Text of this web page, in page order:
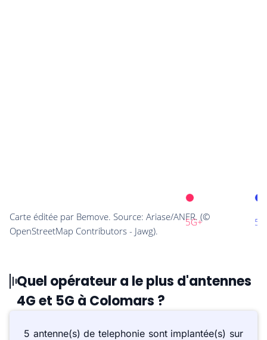
Quel opérateur a le plus d'antennes
4G et 5G à Colomars ?
5 antenne(s) de telephonie sont implantée(s) sur